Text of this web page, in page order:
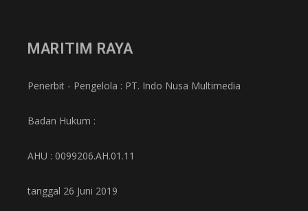
MARITIM RAYA
Penerbit - Pengelola : PT. Indo Nusa Multimedia
Badan Hukum :
AHU : 0099206.AH.01.11
tanggal 26 Juni 2019